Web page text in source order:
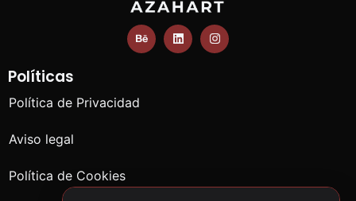
Políticas
Política de Privacidad
Aviso legal
Política de Cookies